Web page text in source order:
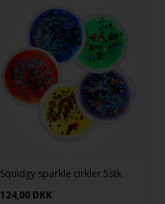
Squidgy sparkle cirkler 5stk
124,00 DKK